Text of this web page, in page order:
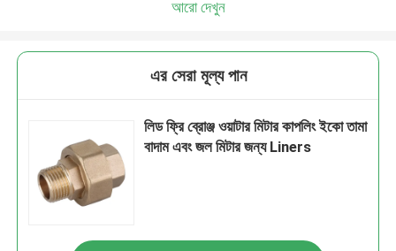
আরো দেখুন
এর সেরা মূল্য পান
লিড ফ্রি ব্রোঞ্জ ওয়াটার মিটার কাপলিং ইকো তামা
বাদাম এবং জল মিটার জন্য Liners